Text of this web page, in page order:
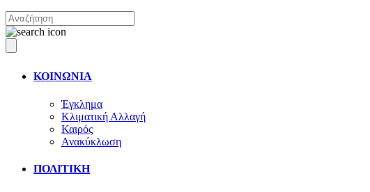
ΚΟΙΝΩΝΙΑ
Έγκλημα
Κλιματική Αλλαγή
Καιρός
Ανακύκλωση
ΠΟΛΙΤΙΚΗ